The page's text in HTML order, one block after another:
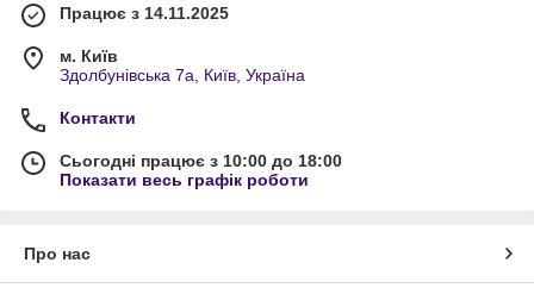
Працює з 14.11.2025
м. Київ
Здолбунівська 7а, Київ, Україна
Контакти
Сьогодні працює з 10:00 до 18:00
Показати весь графік роботи
Про нас